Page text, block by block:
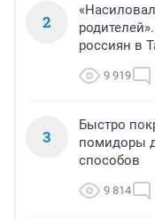
2
россиян в
9 919
3
Быстро
помидоры
способов
9 814